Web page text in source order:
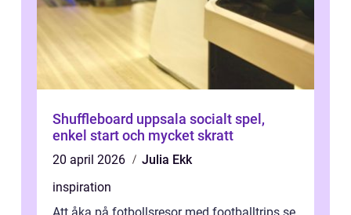
Shuffleboard uppsala socialt spel,
enkel start och mycket skratt
20 april 2026
Julia Ekk
inspiration